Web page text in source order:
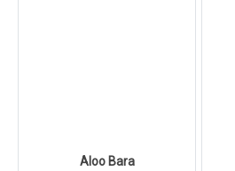
Aloo Bara